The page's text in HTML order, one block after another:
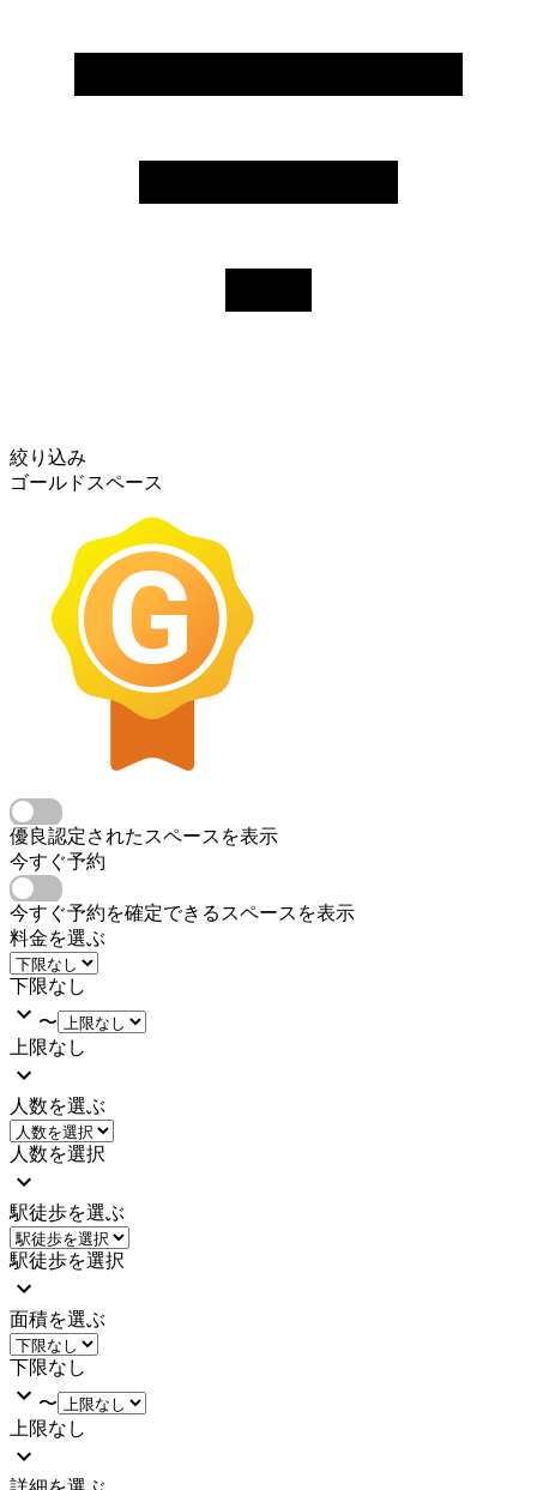
絞り込み
ゴールドスペース
優良認定されたスペースを表示
今すぐ予約
今すぐ予約を確定できるスペースを表示
料金を選ぶ
下限なし
〜
上限なし
人数を選ぶ
人数を選択
駅徒歩を選ぶ
駅徒歩を選択
面積を選ぶ
下限なし
〜
上限なし